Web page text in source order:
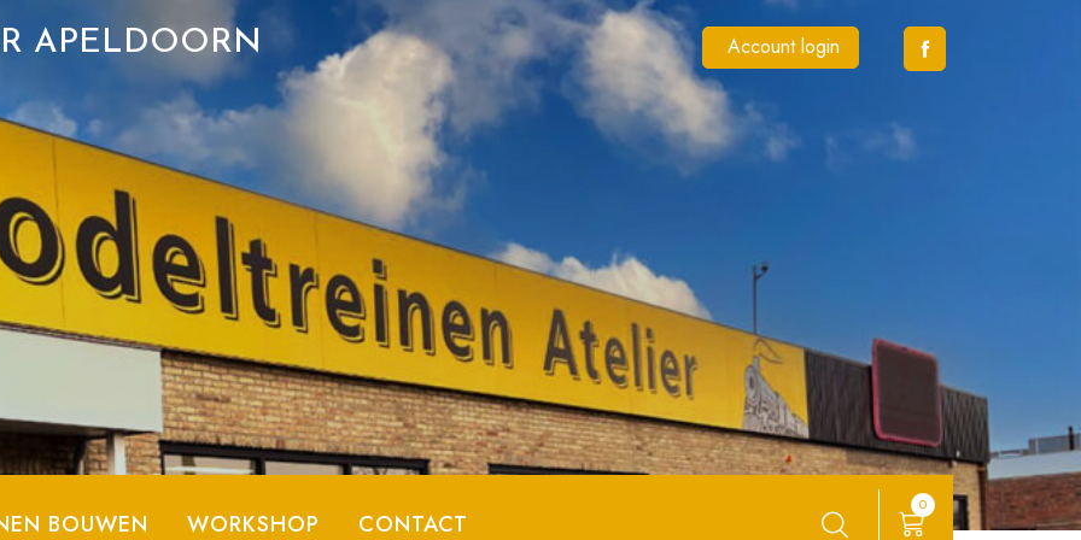
APELDOORN Account login
BOUWEN WORKSHOP CONTACT
0